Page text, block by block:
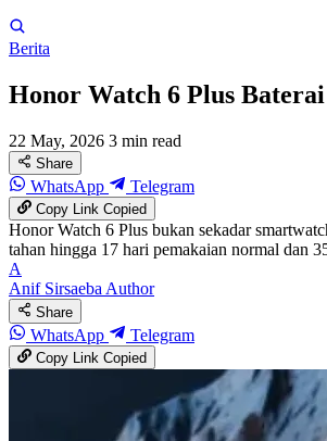
Berita
Honor Watch 6 Plus
22 May, 2026 3 min read
Share
WhatsApp Telegram
Copy LinkCopied
Honor Watch 6 Plus bukan sekadar
tahan hingga 17 hari pemakaian normal dan
A
Anif SirsaebaAuthor
Share
WhatsApp Telegram
Copy LinkCopied